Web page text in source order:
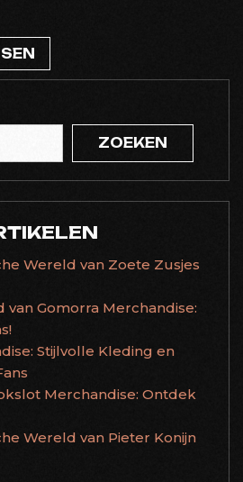
ZOEKEN
Wereld van Zoete Zusjes
Gomorra Merchandise:
Stijlvolle Kleding en
Merchandise: Ontdek
Wereld van Pieter Konijn